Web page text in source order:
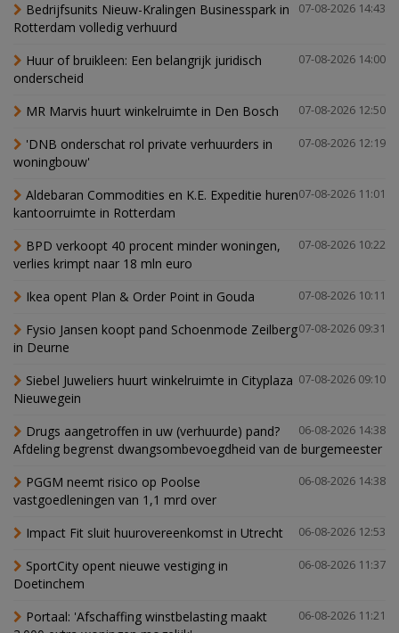
07-08-2026 14:43
Bedrijfsunits Nieuw-Kralingen Businesspark in
Rotterdam volledig verhuurd
07-08-2026 14:00
Huur of bruikleen: Een belangrijk juridisch
onderscheid
07-08-2026 12:50
MR Marvis huurt winkelruimte in Den Bosch
07-08-2026 12:19
'DNB onderschat rol private verhuurders in
woningbouw'
07-08-2026 11:01
Aldebaran Commodities en K.E. Expeditie huren
kantoorruimte in Rotterdam
07-08-2026 10:22
BPD verkoopt 40 procent minder woningen,
verlies krimpt naar 18 mln euro
07-08-2026 10:11
Ikea opent Plan & Order Point in Gouda
07-08-2026 09:31
Fysio Jansen koopt pand Schoenmode Zeilberg
in Deurne
07-08-2026 09:10
Siebel Juweliers huurt winkelruimte in Cityplaza
Nieuwegein
06-08-2026 14:38
Drugs aangetroffen in uw (verhuurde) pand?
Afdeling begrenst dwangsombevoegdheid van de burgemeester
06-08-2026 14:38
PGGM neemt risico op Poolse
vastgoedleningen van 1,1 mrd over
06-08-2026 12:53
Impact Fit sluit huurovereenkomst in Utrecht
06-08-2026 11:37
SportCity opent nieuwe vestiging in
Doetinchem
06-08-2026 11:21
Portaal: 'Afschaffing winstbelasting maakt